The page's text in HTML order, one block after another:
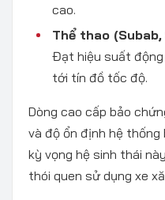
cao.
Thể thao
Đạt hiệu suất
tới tín đồ tốc độ.
Dòng cao cấp bảo
và độ ổn định hệ thống
kỳ vọng hệ sinh thái
thói quen sử dụng xe